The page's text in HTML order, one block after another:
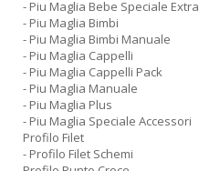
- Piu Maglia Bebe Speciale Extra
- Piu Maglia Bimbi
- Piu Maglia Bimbi Manuale
- Piu Maglia Cappelli
- Piu Maglia Cappelli Pack
- Piu Maglia Manuale
- Piu Maglia Plus
- Piu Maglia Speciale Accessori
Profilo Filet
- Profilo Filet Schemi